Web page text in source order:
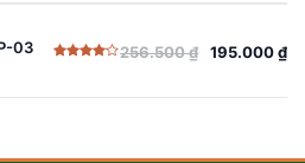
03
hạng
256.500₫ 195.000₫